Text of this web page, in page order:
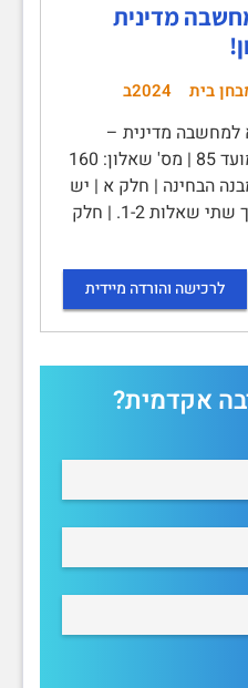
מדינית
בית 2024ב
למחשבה מדינית –
10611 | סמסטר 2024ב, מועד 85 | מס' שאלון: 160
3 שעות | מבנה הבחינה | חלק א | יש
לענות על שאלה אחת מתוך שתי שאלות 1-2. | חלק
לרכישה והורדה מיידית
אקדמית?